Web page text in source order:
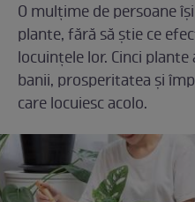
O mulțime de persoane
plante, fără să știe ce
locuințele lor. Cinci
banii, prosperitatea și
care locuiesc acolo.